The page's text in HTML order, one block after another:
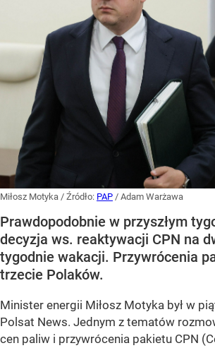
Miłosz Motyka / Źródło: PAP / Adam Warżawa
Prawdopodobnie w przyszłym
decyzja ws. reaktywacji CPN na
tygodnie wakacji. Przywrócenia
trzecie Polaków.
Minister energii Miłosz Motyka był w
Polsat News. Jednym z tematów
cen paliw i przywrócenia pakietu CPN